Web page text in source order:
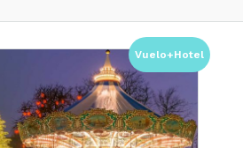
Vuelo+Hotel